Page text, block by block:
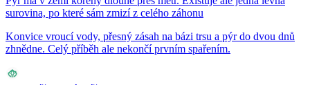
surovina, po které sám zmizí z celého záhonu
Konvice vroucí vody, přesný zásah na bázi trsu a pýr do dvou dnů
zhnědne. Celý příběh ale nekončí prvním spařením.